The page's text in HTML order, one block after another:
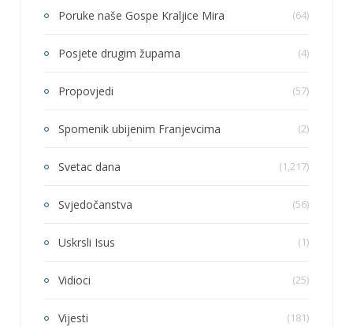
Poruke naše Gospe Kraljice Mira (64)
Posjete drugim župama (4)
Propovjedi (57)
Spomenik ubijenim Franjevcima (2)
Svetac dana (1,217)
Svjedočanstva (56)
Uskrsli Isus (1)
Vidioci (25)
Vijesti (181)